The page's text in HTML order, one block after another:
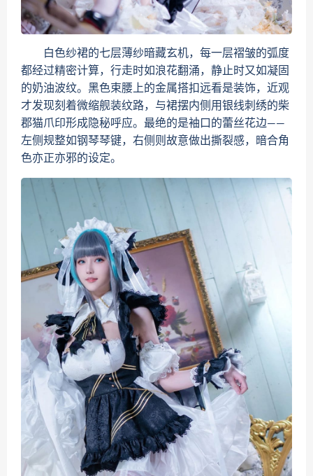
白色纱裙的七层薄纱暗藏玄机，每一层褶皱的弧度
都经过精密计算，行走时如浪花翻涌，静止时又如凝固
的奶油波纹。黑色束腰上的金属搭扣远看是装饰，近观
才发现刻着微缩舰装纹路，与裙摆内侧用银线刺绣的柴
郡猫爪印形成隐秘呼应。最绝的是袖口的蕾丝花边——
左侧规整如钢琴琴键，右侧则故意做出撕裂感，暗合角
色亦正亦邪的设定。